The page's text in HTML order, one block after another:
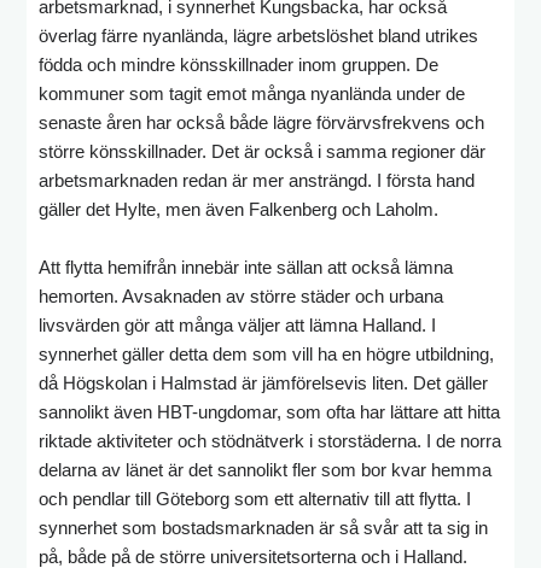
arbetsmarknad, i synnerhet Kungsbacka, har också
överlag färre nyanlända, lägre arbetslöshet bland utrikes
födda och mindre könsskillnader inom gruppen. De
kommuner som tagit emot många nyanlända under de
senaste åren har också både lägre förvärvsfrekvens och
större könsskillnader. Det är också i samma regioner där
arbetsmarknaden redan är mer ansträngd. I första hand
gäller det Hylte, men även Falkenberg och Laholm.
Att flytta hemifrån innebär inte sällan att också lämna
hemorten. Avsaknaden av större städer och urbana
livsvärden gör att många väljer att lämna Halland. I
synnerhet gäller detta dem som vill ha en högre utbildning,
då Högskolan i Halmstad är jämförelsevis liten. Det gäller
sannolikt även HBT-ungdomar, som ofta har lättare att hitta
riktade aktiviteter och stödnätverk i storstäderna. I de norra
delarna av länet är det sannolikt fler som bor kvar hemma
och pendlar till Göteborg som ett alternativ till att flytta. I
synnerhet som bostadsmarknaden är så svår att ta sig in
på, både på de större universitetsorterna och i Halland.